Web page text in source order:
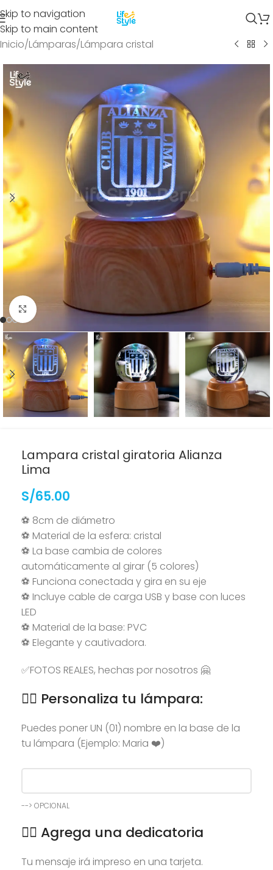
Skip to navigation
Skip to main content
Inicio/Lámparas/Lámpara cristal
Clic para ampliar
Lampara cristal giratoria Alianza
Lima
S/65.00
⚽ 8cm de diámetro
⚽ Material de la esfera: cristal
⚽ La base cambia de colores
automáticamente al girar (5 colores)
⚽ Funciona conectada y gira en su eje
⚽ Incluye cable de carga USB y base con luces
LED
⚽ Material de la base: PVC
⚽ Elegante y cautivadora.
✅FOTOS REALES, hechas por nosotros 🤗
👉🏻 Personaliza tu lámpara:
Puedes poner UN (01) nombre en la base de la
tu lámpara (Ejemplo: Maria ❤️)
--> OPCIONAL
👉🏻 Agrega una dedicatoria
Tu mensaje irá impreso en una tarjeta.